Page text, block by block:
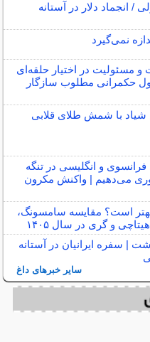
/ انجماد دلار در آستانه
نمی‌گیرد
و مسئولیت در اختیار حلقه‌ای
حکمرانی مطلوب سازگار
شیاد با شمش طلای قلابی
فرانسوی و انگلیسی در تنگه
می‌دهیم | واکنش مکرون
بهتر است؟ مقایسه سامسونگ،
و گری در سال ۱۴۰۵
درصد گذشت | سفره ایرانیان در آستانه
سایر خبرهای داغ